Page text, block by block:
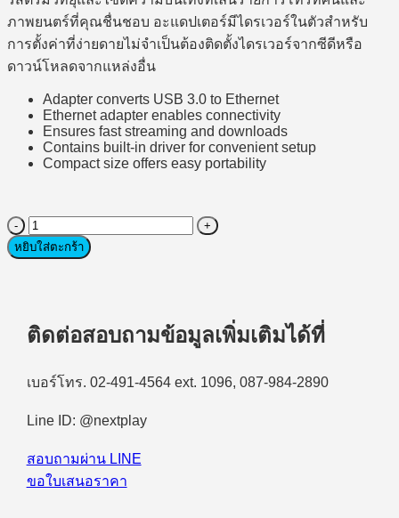
ภาพยนตร์ที่คุณชื่นชอบ อะแดปเตอร์มีไดรเวอร์ในตัวสําหรับ
การตั้งค่าที่ง่ายดายไม่จําเป็นต้องติดตั้งไดรเวอร์จากซีดีหรือ
ดาวน์โหลดจากแหล่งอื่น
Adapter converts USB 3.0 to Ethernet
Ethernet adapter enables connectivity
Ensures fast streaming and downloads
Contains built-in driver for convenient setup
Compact size offers easy portability
จำนวน
DELL
USB
Adapter
PXE
support
(492-
ชิ้น
หยิบใส่ตะกร้า
ติดต่อสอบถามข้อมูลเพิ่มเติมได้ที่
เบอร์โทร. 02-491-4564 ext. 1096, 087-984-2890
Line ID: @nextplay
สอบถามผ่าน LINE
ขอใบเสนอราคา